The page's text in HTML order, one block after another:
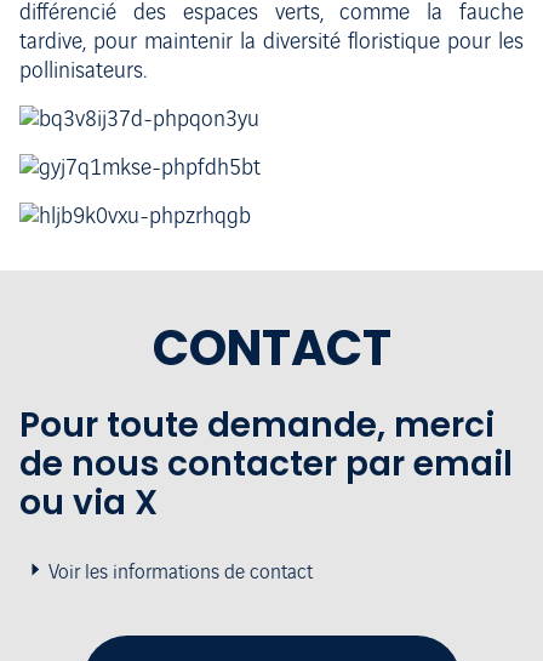
différencié des espaces verts, comme la fauche
tardive, pour maintenir la diversité floristique pour les
pollinisateurs.
CONTACT
Pour toute demande, merci
de nous contacter par email
ou via X
Voir les informations de contact